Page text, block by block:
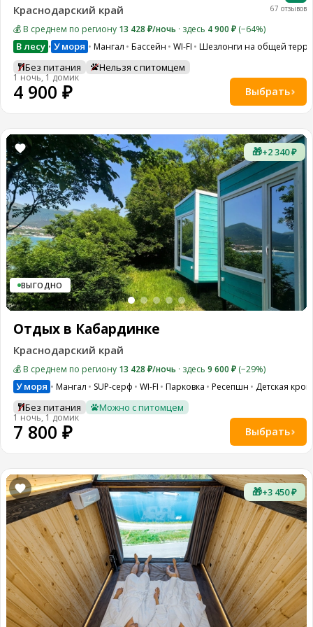
67 отзывов
Краснодарский край
💰 В среднем по региону 13 428 ₽/ночь · здесь 4 900 ₽ (−64%)
В лесу • У моря Мангал Бассейн WI-FI Шезлонги на общей
Без питания Нельзя с питомцем
1 ночь, 1 домик
4 900 ₽ Выбрать
🎁+2 340 ₽
ВЫГОДНО
Отдых в Кабардинке
Краснодарский край
💰 В среднем по региону 13 428 ₽/ночь · здесь 9 600 ₽ (−29%)
У моря Мангал SUP-серф WI-FI Парковка Ресепшн Детская
Без питания Можно с питомцем
1 ночь, 1 домик
7 800 ₽ Выбрать
🎁+3 450 ₽